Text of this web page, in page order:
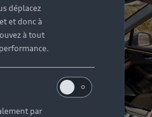
déplacez
et donc à
à tout
par